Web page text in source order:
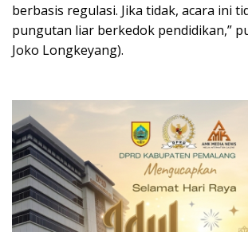
berbasis regulasi. Jika tidak, acara ini
pungutan liar berkedok pendidikan,”
Joko Longkeyang).